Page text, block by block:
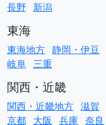
長野
新潟
東海
東海地方 静岡・伊豆
岐阜 三重
関西・近畿
関西・近畿地方 滋賀
京都 大阪 兵庫 奈良